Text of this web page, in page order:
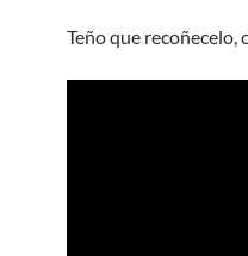
Teño que